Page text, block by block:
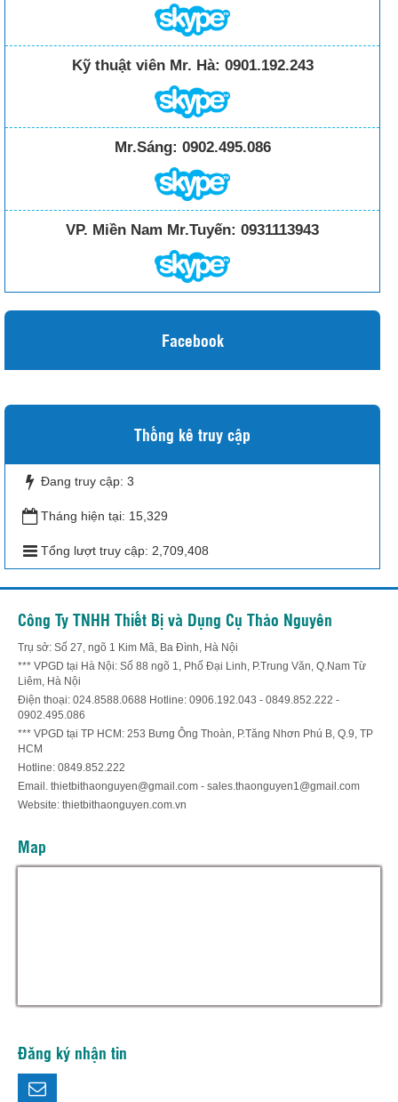
Kỹ thuật viên Mr. Hà: 0901.192.243
Mr.Sáng: 0902.495.086
VP. Miền Nam Mr.Tuyến: 0931113943
Facebook
Thống kê truy cập
Đang truy cập: 3
Tháng hiện tại: 15,329
Tổng lượt truy cập: 2,709,408
Công Ty TNHH Thiết Bị và Dụng Cụ Thảo Nguyên
Trụ sở: Số 27, ngõ 1 Kim Mã, Ba Đình, Hà Nội
*** VPGD tại Hà Nội: Số 88 ngõ 1, Phố Đại Linh, P.Trung Văn, Q.Nam Từ
Liêm, Hà Nội
Điện thoại: 024.8588.0688 Hotline: 0906.192.043 - 0849.852.222 -
0902.495.086
*** VPGD tại TP HCM: 253 Bưng Ông Thoàn, P.Tăng Nhơn Phú B, Q.9, TP
HCM
Hotline: 0849.852.222
Email. thietbithaonguyen@gmail.com - sales.thaonguyen1@gmail.com
Website: thietbithaonguyen.com.vn
Map
Đăng ký nhận tin